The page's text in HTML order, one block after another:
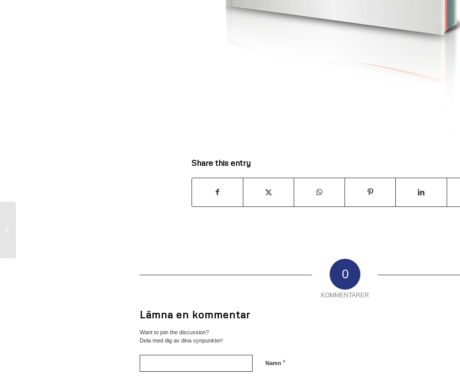
Share this entry
0
KOMMENTARER
Lämna en kommentar
Want to join the discussion?
Dela med dig av dina synpunkter!
Namn *